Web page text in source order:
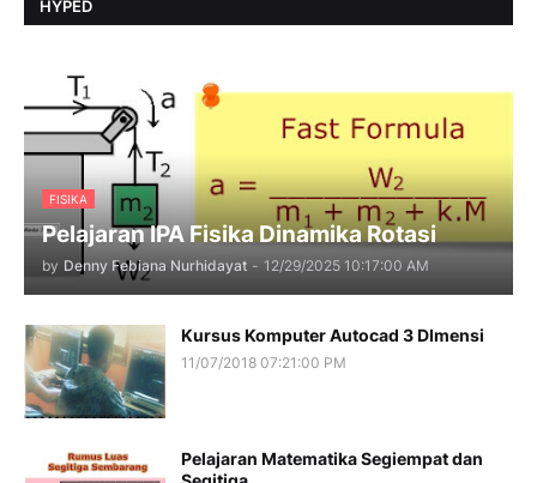
HYPED
FISIKA
Pelajaran IPA Fisika Dinamika Rotasi
by Denny Febiana Nurhidayat - 12/29/2025 10:17:00 AM
Kursus Komputer Autocad 3 DImensi
11/07/2018 07:21:00 PM
Pelajaran Matematika Segiempat dan